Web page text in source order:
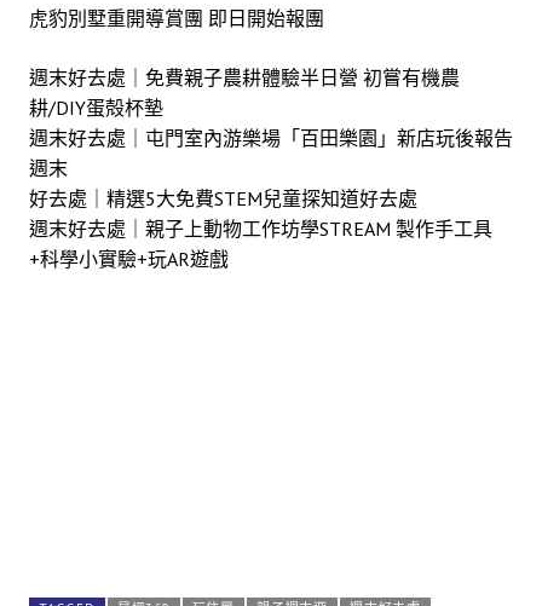
虎豹別墅重開導賞團 即日開始報團
週末好去處｜ 免費親子農耕體驗半日營 初嘗有機農
耕/DIY蛋殻杯墊
週末好去處｜屯門室內游樂場「百田樂園」新店玩後報告
週末
好去處｜精選5大免費STEM兒童探知道好去處
週末好去處｜親子上動物工作坊學STREAM 製作手工具
+科學小實驗+玩AR遊戲